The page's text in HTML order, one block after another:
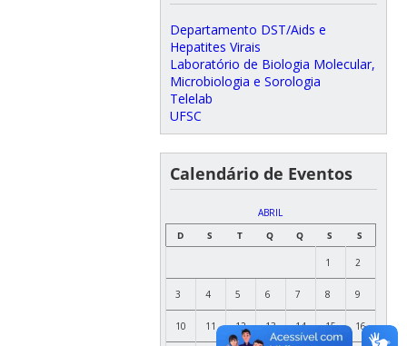
Departamento DST/Aids e
Hepatites Virais
Laboratório de Biologia Molecular,
Microbiologia e Sorologia
Telelab
UFSC
Calendário de Eventos
ABRIL
D
S T Q Q S S
1 2
3 4 5 6 7 8 9
10 11 12 13 14 15 16